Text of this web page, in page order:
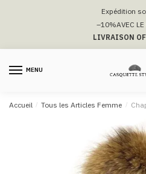
navigation
Expédition
–10%AVEC LE
LIVRAISON
MENU
Accueil / Tous les Articles Femme /